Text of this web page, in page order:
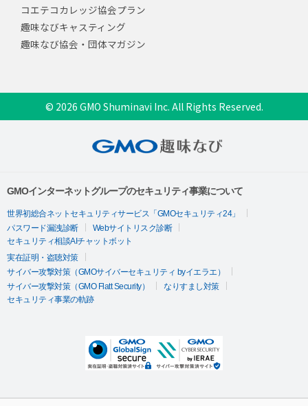
コエテコカレッジ協会プラン
趣味なびキャスティング
趣味なび協会・団体マガジン
© 2026 GMO Shuminavi Inc. All Rights Reserved.